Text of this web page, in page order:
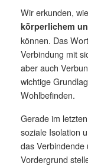
Wir erkunden,
körperlichem
können. Das
Verbindung mit
aber auch
wichtige
Wohlbefinden.
Gerade im
soziale Isolation
das Verbindende
Vordergrund